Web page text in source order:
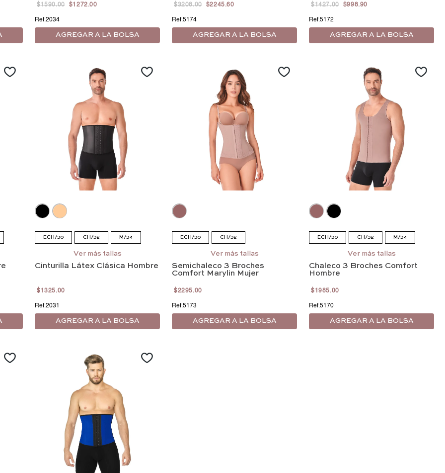
$1590.00 $1272.00
2034
AGREGAR A LA BOLSA
$3208.00 $2245.60
5174
AGREGAR A LA BOLSA
$1427.00 $998.90
5172
AGREGAR A LA BOLSA
ECH/30
EG/38 EEG/40
EEEG/42
CH/32 M/34
Ver más tallas
Cinturilla Látex Clásica Hombre
$1325.00
2031
AGREGAR A LA BOLSA
ECH/30 CH/32
Ver más tallas
Semichaleco 3 Broches
Comfort Marylin Mujer
$2295.00
5173
AGREGAR A LA BOLSA
ECH/30
EEG/40
CH/32
EG/38
EEEG/42 4EG/44 5EG/46
M/34
Ver más tallas
Chaleco 3 Broches Comfort
Hombre
$1985.00
5170
AGREGAR A LA BOLSA